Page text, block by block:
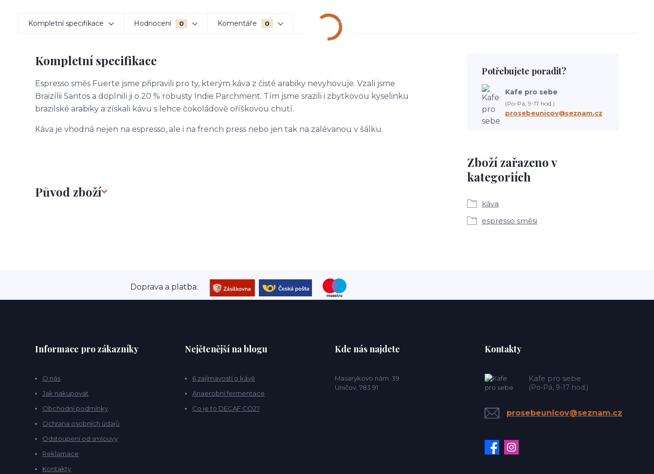
Kompletní specifikace Hodnocení 0 Komentáře 0
Kompletní specifikace
Espresso směs Fuerte jsme připravili pro ty, kterým káva z čisté arabiky nevyhovuje. Vzali jsme
Braizílii Santos a doplnili ji o 20 % robusty Indie Parchment. Tím jsme srazili i zbytkovou kyselinku
brazilské arabiky a získali kávu s lehce čokoládově oříškovou chutí.
Káva je vhodná nejen na espresso, ale i na french press nebo jen tak na zalévanou v šálku.
Původ zboží
Zboží zařazeno v
kategoriích
káva
espresso směsi
Potřebujete poradit?
Kafe pro sebe
(Po-Pá, 9-17 hod.)
prosebeunicov@seznam.cz
Doprava a platba:
Informace pro zákazníky
O nás
Jak nakupovat
Obchodní podmínky
Ochrana osobních údajů
Odstoupení od smlouvy
Reklamace
Kontakty
Nejčtenější na blogu
6 zajímavostí o kávě
Anaerobní fermentace
Co je to DECAF CO2?
Kde nás najdete
Masarykovo nám. 39
Uničov, 783 91
Kontakty
Kafe pro sebe
(Po-Pá, 9-17 hod.)
prosebeunicov@seznam.cz